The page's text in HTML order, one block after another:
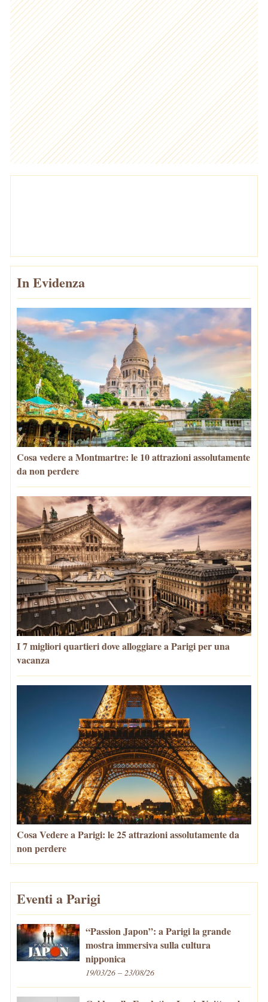
In Evidenza
Cosa vedere a Montmartre: le 10 attrazioni assolutamente
da non perdere
I 7 migliori quartieri dove alloggiare a Parigi per una
vacanza
Cosa Vedere a Parigi: le 25 attrazioni assolutamente da
non perdere
Eventi a Parigi
“Passion Japon”: a Parigi la grande
mostra immersiva sulla cultura
nipponica
19/03/26 – 23/08/26